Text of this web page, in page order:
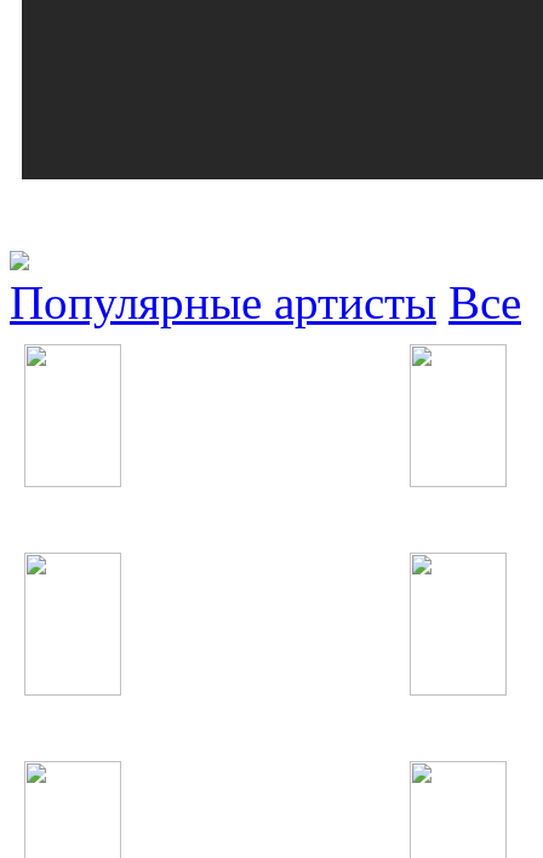
Популярные артисты Все